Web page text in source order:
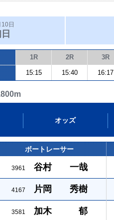
日
1R 2R 3R
15:15 15:40 16:17
オッズ
ボートレーサー
3961 谷村 一哉
4167 片岡 秀樹
3581 加木 郁